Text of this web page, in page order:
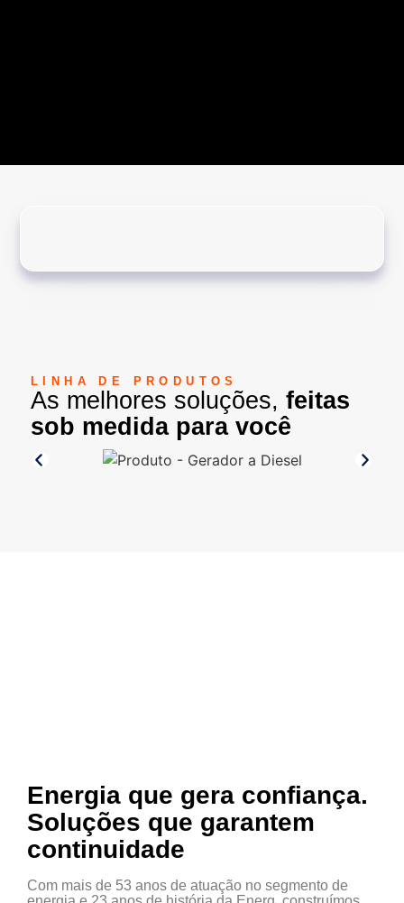
LINHA DE PRODUTOS
As melhores soluções, feitas
sob medida para você
Energia que gera confiança.
Soluções que garantem
continuidade
Com mais de 53 anos de atuação no segmento de